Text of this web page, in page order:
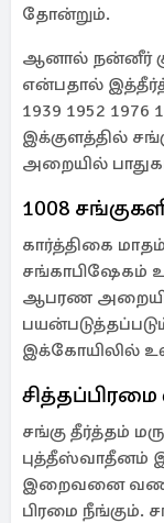
தோன்றும்.
ஆனால் நன்னீர்
என்பதால்
1939 1952
இக்குளத்தில்
அறையில்
1008
கார்த்திகை
சங்காபிஷேகம்
ஆபரண
இக்கோயிலில்
சித்தப்பிரமை
சங்கு தீர்த்தம்
புத்தீஸ்வாதீனம்
இறைவனை
பிரமை நீங்கும்.